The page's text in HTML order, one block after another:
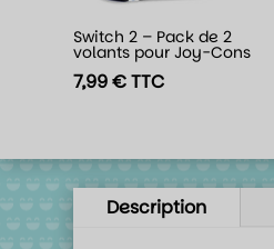
Switch 2 – Pack de 2
volants pour Joy-Cons
7,99€TTC
Description